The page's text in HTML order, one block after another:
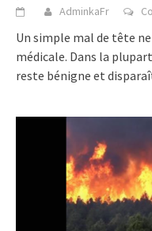
AdminkaFr
Un simple mal de tête
médicale. Dans la
reste bénigne et